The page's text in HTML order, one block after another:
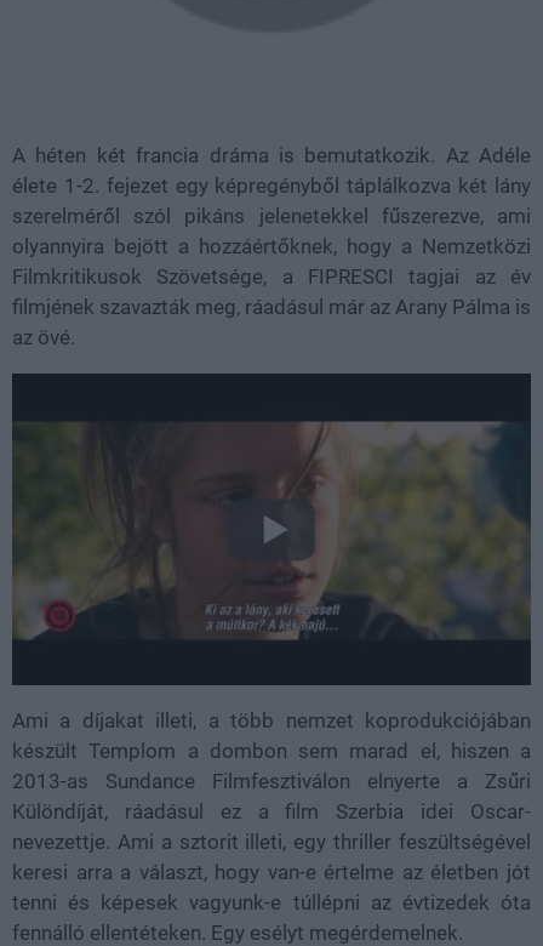
A héten két francia dráma is bemutatkozik. Az Adéle
élete 1-2. fejezet egy képregényből táplálkozva két lány
szerelméről szól pikáns jelenetekkel fűszerezve, ami
olyannyira bejött a hozzáértőknek, hogy a Nemzetközi
Filmkritikusok Szövetsége, a FIPRESCI tagjai az év
filmjének szavazták meg, ráadásul már az Arany Pálma is
az övé.
Ami a díjakat illeti, a több nemzet koprodukciójában
készült Templom a dombon sem marad el, hiszen a
2013-as Sundance Filmfesztiválon elnyerte a Zsűri
Különdíját, ráadásul ez a film Szerbia idei Oscar-
nevezettje. Ami a sztorit illeti, egy thriller feszültségével
keresi arra a választ, hogy van-e értelme az életben jót
tenni és képesek vagyunk-e túllépni az évtizedek óta
fennálló ellentéteken. Egy esélyt megérdemelnek.